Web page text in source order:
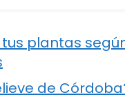
plantas
de